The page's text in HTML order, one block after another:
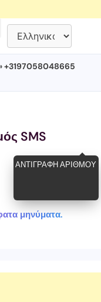
+3197058048665
SMS
ΑΝΤΙΓΡΑΦΉ ΑΡΙΘΜΟΎ
μηνύματα.